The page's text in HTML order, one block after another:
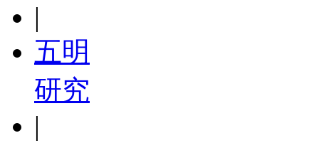
|
五明
研究
|